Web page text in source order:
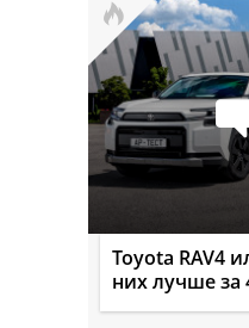
Toyota RAV4
них лучше за